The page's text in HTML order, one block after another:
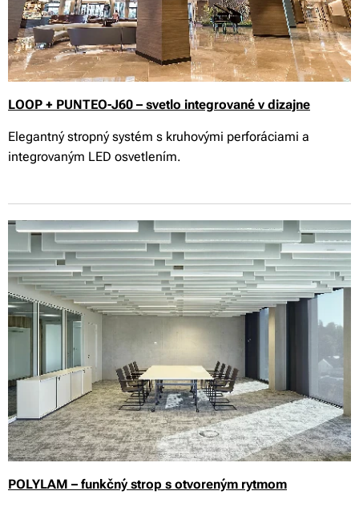
LOOP + PUNTEO-J60 – svetlo integrované v dizajne
Elegantný stropný systém s kruhovými perforáciami a
integrovaným LED osvetlením.
POLYLAM – funkčný strop s otvoreným rytmom